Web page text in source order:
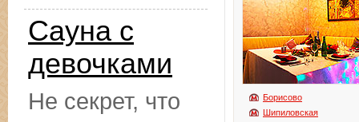
Борисово
Шипиловская
Сауна с
девочками
Не секрет, что